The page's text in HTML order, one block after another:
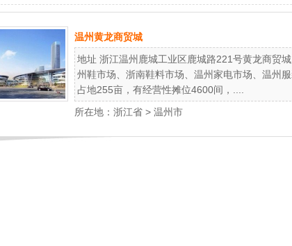
温州黄龙商贸城
地址 浙江温州鹿城工业区鹿城路221号黄龙商贸
州鞋市场、浙南鞋料市场、温州家电市场、温州
占地255亩，有经营性摊位4600间，....
所在地： 浙江省 > 温州市